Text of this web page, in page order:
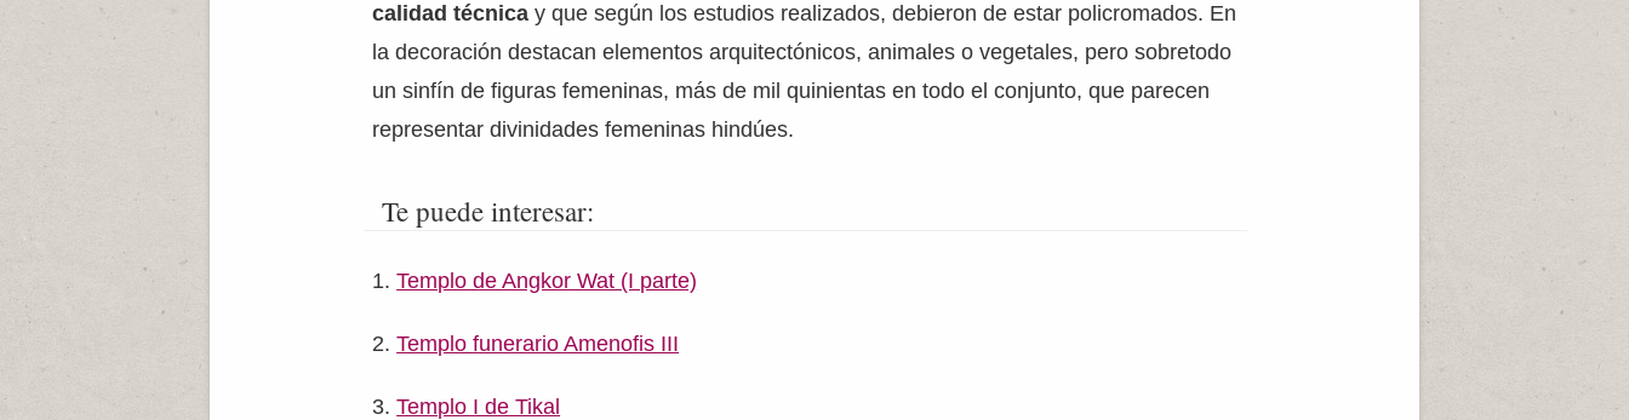
calidad técnica y que según los estudios realizados, debieron de estar policromados. En
la decoración destacan elementos arquitectónicos, animales o vegetales, pero sobretodo
un sinfín de figuras femeninas, más de mil quinientas en todo el conjunto, que parecen
representar divinidades femeninas hindúes.
Te puede interesar:
Templo de Angkor Wat (I parte)
Templo funerario Amenofis III
Templo I de Tikal